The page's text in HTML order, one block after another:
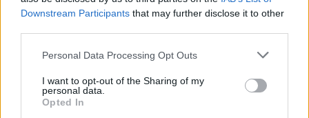
Downstream Participants that may further disclose it to other
Please note that this website/app uses one or more Google
not limited to your visit or usage behaviour. You may click to
grant or deny consent to Google and its third-party tags to
use your data for below specified purposes in below Google
Personal Data Processing Opt Outs
I want to opt-out of the Sharing of my
personal data.
Opted In
Facebook Twitter Pinterest LinkedIn Tumblr
ΠΡΟΗΓΟΎΜΕΝΟ ΆΡΘΡΟ